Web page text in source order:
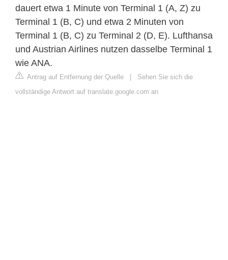
dauert etwa 1 Minute von Terminal 1 (A, Z) zu
Terminal 1 (B, C) und etwa 2 Minuten von
Terminal 1 (B, C) zu Terminal 2 (D, E). Lufthansa
und Austrian Airlines nutzen dasselbe Terminal 1
wie ANA.
Antrag auf Entfernung der Quelle | Sehen Sie sich die
vollständige Antwort auf translate.google.com an